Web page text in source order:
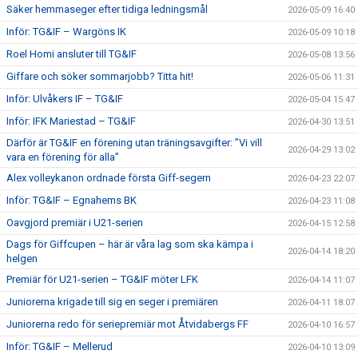
Säker hemmaseger efter tidiga ledningsmål 2026-05-09 16:40
Inför: TG&IF – Wargöns IK 2026-05-09 10:18
Roel Homi ansluter till TG&IF 2026-05-08 13:56
Giffare och söker sommarjobb? Titta hit! 2026-05-06 11:31
Inför: Ulvåkers IF – TG&IF 2026-05-04 15:47
Inför: IFK Mariestad – TG&IF 2026-04-30 13:51
Därför är TG&IF en förening utan träningsavgifter: ”Vi vill
vara en förening för alla”
2026-04-29 13:02
Alex volleykanon ordnade första Giff-segern 2026-04-23 22:07
Inför: TG&IF – Egnahems BK 2026-04-23 11:08
Oavgjord premiär i U21-serien 2026-04-15 12:58
Dags för Giffcupen – här är våra lag som ska kämpa i
helgen
2026-04-14 18:20
Premiär för U21-serien – TG&IF möter LFK 2026-04-14 11:07
Juniorerna krigade till sig en seger i premiären 2026-04-11 18:07
Juniorerna redo för seriepremiär mot Åtvidabergs FF 2026-04-10 16:57
Inför: TG&IF – Mellerud 2026-04-10 13:09